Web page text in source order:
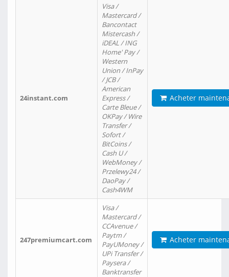
24instant.com
Visa /
Mastercard /
Bancontact
Mistercash /
iDEAL / ING
Home' Pay /
Western
Union / InPay
/ JCB /
American
Express /
Carte Bleue /
OKPay / Wire
Transfer /
Sofort /
BitCoins /
Cash U /
WebMoney /
Przelewy24 /
DaoPay /
Cash4WM
Acheter
247premiumcart.com
Visa /
Mastercard /
CCAvenue /
Paytm /
PayUMoney /
UPi Transfer /
Paysera /
Banktransfer
Acheter